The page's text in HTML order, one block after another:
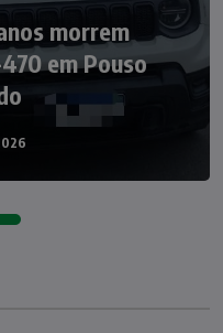
morrem
em Pouso
nome de Taió ao
Santos